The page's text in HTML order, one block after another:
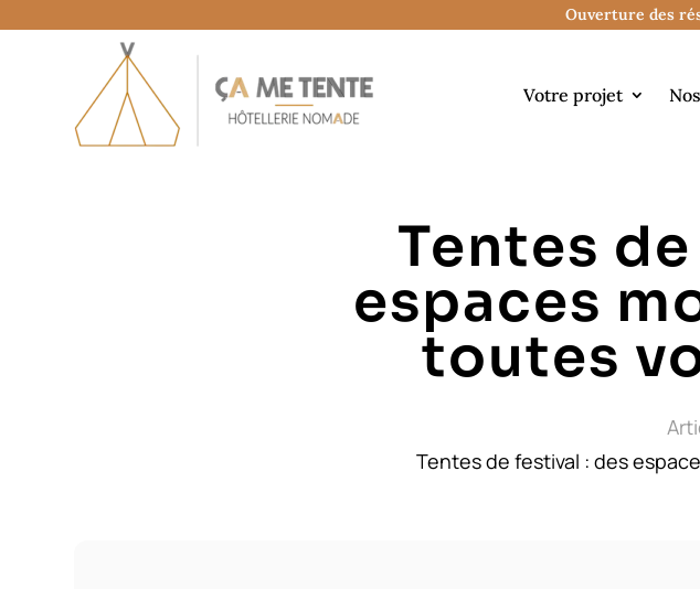
Ouverture des
Votre projet
Tentes
espaces
toutes
Tentes de festival : des